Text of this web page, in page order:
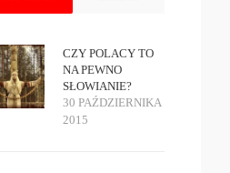
CZY POLACY TO
NA PEWNO
SŁOWIANIE?
30 PAŹDZIERNIKA
2015